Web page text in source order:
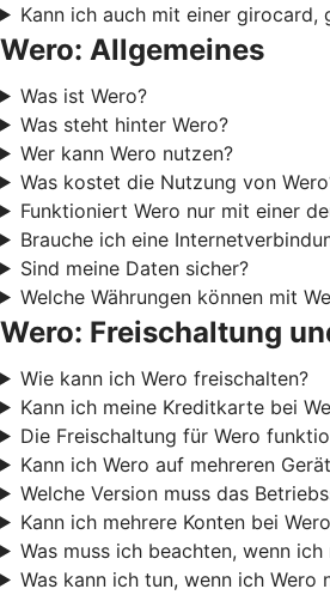
Kann ich auch mit einer
Wero: Allgemeines
Was ist Wero?
Was steht hinter Wero?
Wer kann Wero nutzen?
Was kostet die Nutzung von
Funktioniert Wero nur mit einer
Brauche ich eine
Sind meine Daten sicher?
Welche Währungen können mit
Wero: Freischaltung
Wie kann ich Wero freischalten?
Kann ich meine Kreditkarte bei
Die Freischaltung für Wero
Kann ich Wero auf mehreren
Welche Version muss das
Kann ich mehrere Konten bei
Was muss ich beachten, wenn
Was kann ich tun, wenn ich Wero